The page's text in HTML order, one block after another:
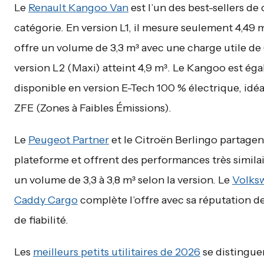
Le Renault Kangoo Vanest l’un des best-sellers de
catégorie. En version L1, il mesure seulement 4,49
offre un volume de 3,3 m³ avec une charge utile
version L2 (Maxi) atteint 4,9 m³. Le Kangoo est
disponible en version E-Tech 100 % électrique,
ZFE (Zones à Faibles Émissions).
Le Peugeot Partneret le Citroën Berlingo
plateforme et offrent des performances très
un volume de 3,3 à 3,8 m³ selon la version. Le
Caddy Cargocomplète l’offre avec sa réputation
de fiabilité.
Les meilleurs petits utilitaires de 2026 se